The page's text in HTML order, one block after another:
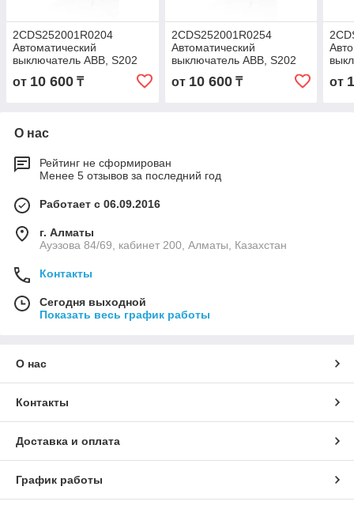
2CDS252001R0204
Автоматический
выключатель ABB, S202
2P 20А (С) 4,5kA
от 10 600 ₸
2CDS252001R0254
Автоматический
выключатель ABB, S202
2P 25А (С) 4,5kA
от 10 600₸ от
О нас
Рейтинг не сформирован
Менее 5 отзывов за последний год
Работает с 06.09.2016
г. Алматы
Ауэзова 84/69, кабинет 200, Алматы, Казахстан
Контакты
Сегодня выходной
Показать весь график работы
О нас
Контакты
Доставка и оплата
График работы